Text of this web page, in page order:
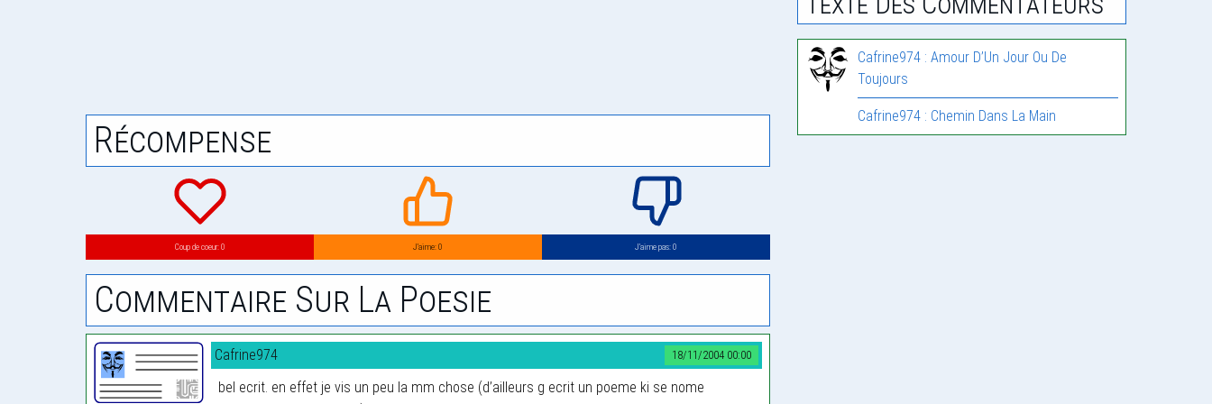
Récompense
Coup de coeur: 0 J’aime: 0 J’aime pas: 0
Commentaire Sur La Poesie
18/11/2004 00:00
Cafrine974
bel ecrit. en effet je vis un peu la mm chose (d’ailleurs g ecrit un poeme ki se nome
Cafrine974 : Amour D’Un Jour Ou De
Toujours
Cafrine974 : Chemin Dans La Main